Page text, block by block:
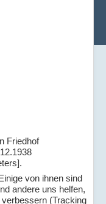
Friedhof
von ihnen sind
andere uns helfen,
(Tracking